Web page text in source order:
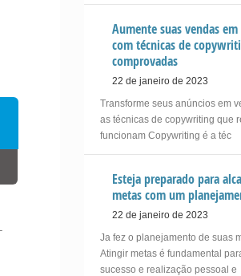
Aumente suas vendas
com técnicas de
comprovadas
22 de janeiro de 2023
Transforme seus anúncios em
as técnicas de copywriting que
funcionam Copywriting é a téc
Esteja preparado para
metas com um
22 de janeiro de 2023
Ja fez o planejamento de suas
Atingir metas é fundamental
sucesso e realização pessoal e